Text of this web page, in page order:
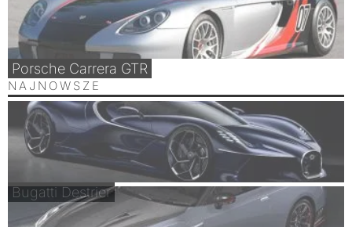
Porsche Carrera GTR
NAJNOWSZE
Bugatti Destrier